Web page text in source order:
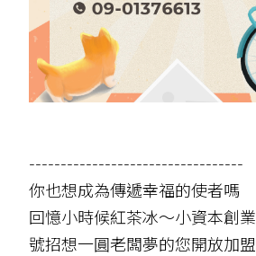
----------------------------------
你也想成為傳遞幸福的使者嗎
回憶小時候紅茶冰～小資本創業
號招想一圓老闆夢的您開放加盟